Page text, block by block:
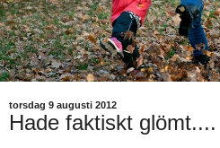
torsdag 9 augusti 2012
Hade faktiskt glömt....